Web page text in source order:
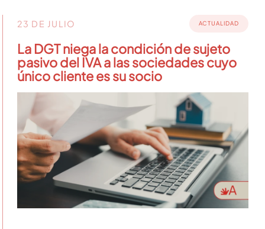
23 DE JULIO ACTUALIDAD
La DGT niega la condición de sujeto
pasivo del IVA a las sociedades cuyo
único cliente es su socio